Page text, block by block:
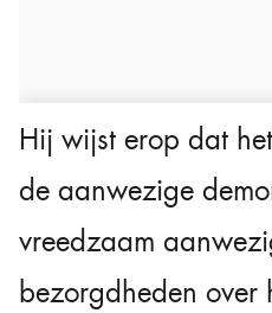
Hij wijst erop dat
de aanwezige
vreedzaam
bezorgdheden over